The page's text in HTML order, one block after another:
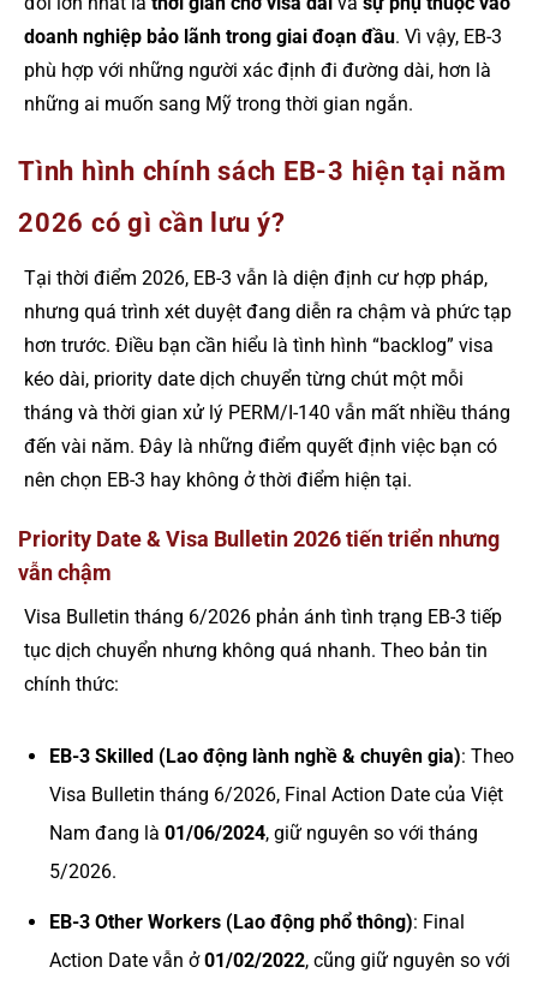
doanh nghiệp bảo lãnh trong giai đoạn đầu. Vì vậy, EB-3
phù hợp với những người xác định đi đường dài, hơn là
những ai muốn sang Mỹ trong thời gian ngắn.
Tình hình chính sách EB-3 hiện tại năm
2026 có gì cần lưu ý?
Tại thời điểm 2026, EB-3 vẫn là diện định cư hợp pháp,
nhưng quá trình xét duyệt đang diễn ra chậm và phức tạp
hơn trước. Điều bạn cần hiểu là tình hình “backlog” visa
kéo dài, priority date dịch chuyển từng chút một mỗi
tháng và thời gian xử lý PERM/I-140 vẫn mất nhiều tháng
đến vài năm. Đây là những điểm quyết định việc bạn có
nên chọn EB-3 hay không ở thời điểm hiện tại.
Priority Date & Visa Bulletin 2026 tiến triển nhưng
vẫn chậm
Visa Bulletin tháng 6/2026 phản ánh tình trạng EB-3 tiếp
tục dịch chuyển nhưng không quá nhanh. Theo bản tin
chính thức:
EB-3 Skilled (Lao động lành nghề & chuyên gia): Theo
Visa Bulletin tháng 6/2026, Final Action Date của Việt
Nam đang là 01/06/2024, giữ nguyên so với tháng
5/2026.
EB-3 Other Workers (Lao động phổ thông): Final
Action Date vẫn ở01/02/2022, cũng giữ nguyên so với